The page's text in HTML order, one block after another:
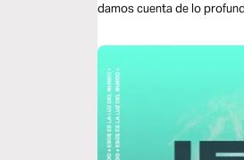
damos cuenta de lo